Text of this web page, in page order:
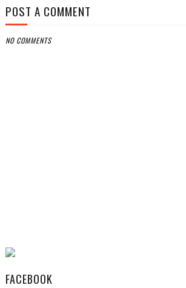
POST A COMMENT
NO COMMENTS
FACEBOOK